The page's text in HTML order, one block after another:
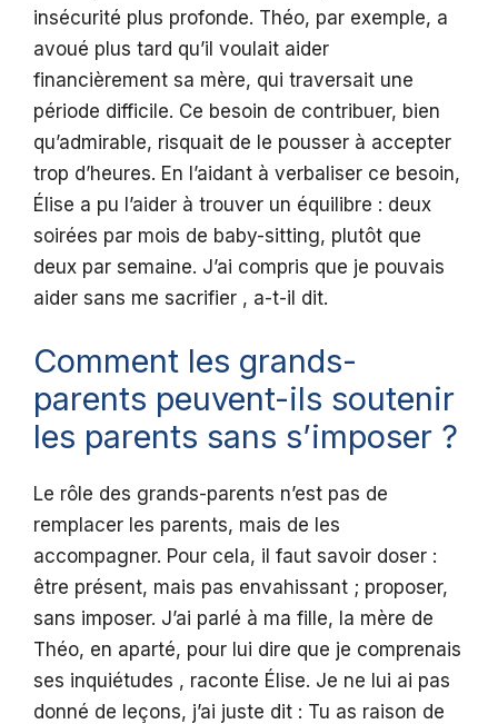
insécurité plus profonde. Théo, par exemple, a
avoué plus tard qu’il voulait aider
financièrement sa mère, qui traversait une
période difficile. Ce besoin de contribuer, bien
qu’admirable, risquait de le pousser à accepter
trop d’heures. En l’aidant à verbaliser ce besoin,
Élise a pu l’aider à trouver un équilibre : deux
soirées par mois de baby-sitting, plutôt que
deux par semaine. J’ai compris que je pouvais
aider sans me sacrifier , a-t-il dit.
Comment les grands-
parents peuvent-ils soutenir
les parents sans s’imposer ?
Le rôle des grands-parents n’est pas de
remplacer les parents, mais de les
accompagner. Pour cela, il faut savoir doser :
être présent, mais pas envahissant ; proposer,
sans imposer. J’ai parlé à ma fille, la mère de
Théo, en aparté, pour lui dire que je comprenais
ses inquiétudes , raconte Élise. Je ne lui ai pas
donné de leçons, j’ai juste dit : Tu as raison de